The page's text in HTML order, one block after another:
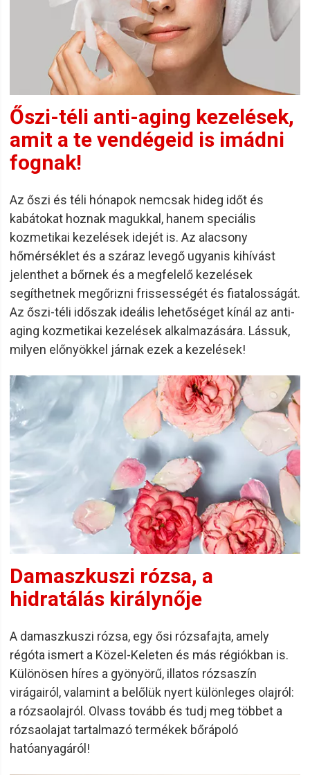
Őszi-téli anti-aging kezelések,
amit a te vendégeid is imádni
fognak!
Az őszi és téli hónapok nemcsak hideg időt és
kabátokat hoznak magukkal, hanem speciális
kozmetikai kezelések idejét is. Az alacsony
hőmérséklet és a száraz levegő ugyanis kihívást
jelenthet a bőrnek és a megfelelő kezelések
segíthetnek megőrizni frissességét és fiatalosságát.
Az őszi-téli időszak ideális lehetőséget kínál az anti-
aging kozmetikai kezelések alkalmazására. Lássuk,
milyen előnyökkel járnak ezek a kezelések!
Damaszkuszi rózsa, a
hidratálás királynője
A damaszkuszi rózsa, egy ősi rózsafajta, amely
régóta ismert a Közel-Keleten és más régiókban is.
Különösen híres a gyönyörű, illatos rózsaszín
virágairól, valamint a belőlük nyert különleges olajról:
a rózsaolajról. Olvass tovább és tudj meg többet a
rózsaolajat tartalmazó termékek bőrápoló
hatóanyagáról!